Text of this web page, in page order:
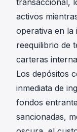
activos
operativa en la
reequilibrio de
carteras
Los depósitos
inmediata de
fondos
sancionadas,